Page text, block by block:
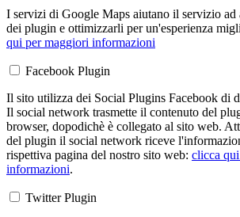
I servizi di Google Maps aiutano il servizio
dei plugin e ottimizzarli per un'esperienza
qui per maggiori informazioni
Facebook Plugin
Il sito utilizza dei Social Plugins Facebook di
Il social network trasmette il contenuto del
browser, dopodichè è collegato al sito web.
del plugin il social network riceve
rispettiva pagina del nostro sito web: clicca
informazioni.
Twitter Plugin